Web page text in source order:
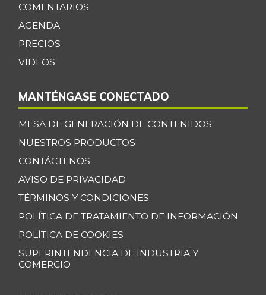
COMENTARIOS
AGENDA
PRECIOS
VIDEOS
MANTÉNGASE CONECTADO
MESA DE GENERACIÓN DE CONTENIDOS
NUESTROS PRODUCTOS
CONTÁCTENOS
AVISO DE PRIVACIDAD
TÉRMINOS Y CONDICIONES
POLÍTICA DE TRATAMIENTO DE INFORMACIÓN
POLÍTICA DE COOKIES
SUPERINTENDENCIA DE INDUSTRIA Y
COMERCIO